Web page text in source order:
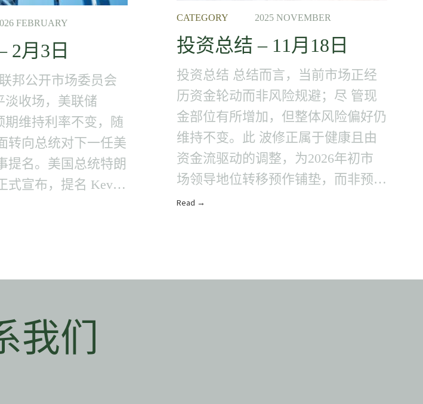
FEBRUARY
2月3日
邦公开市场委员会
淡收场，美联储
期维持利率不变，随
转向总统对下一任美
提名。美国总统特朗
式宣布，提名 Kevin
美联储..
CATEGORY 2025 NOVEMBER
投资总结 – 11月18日
投资总结 总结而言，当前市场正经
历资金轮动而非风险规避；尽 管现
金部位有所增加，但整体风险偏好仍
维持不变。此 波修正属于健康且由
资金流驱动的调整，为2026年初市
场领导地位转移预作铺垫，而非预示
全面风险规避阶段 来临。我们持续
Read →
我们